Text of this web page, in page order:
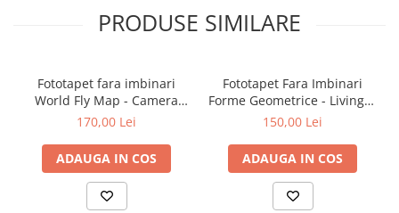
PRODUSE SIMILARE
Fototapet fara imbinari
World Fly Map - Camera
Copilului
170,00 Lei
ADAUGA IN COS
Fototapet Fara Imbinari
Forme Geometrice - Living &
Dormitor
150,00 Lei
ADAUGA IN COS